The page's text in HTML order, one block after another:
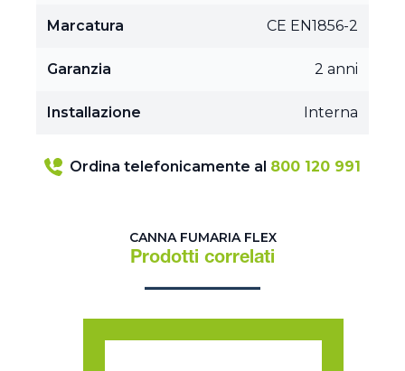
Marcatura CE EN1856-2
Garanzia 2 anni
Installazione Interna
Ordina telefonicamente al 800 120 991
CANNA FUMARIA FLEX
Prodotti correlati